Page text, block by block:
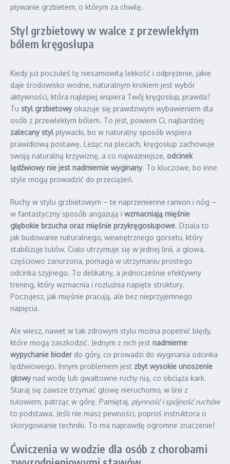
pływanie grzbietem, o którym za chwilę.
Styl grzbietowy w walce z przewlekłym
bólem kręgosłupa
Kiedy już poczułeś tę niesamowitą lekkość i odprężenie, jakie
daje środowisko wodne, naturalnym krokiem jest wybór
aktywności, która najlepiej wspiera Twój kręgosłup, prawda?
Tu styl grzbietowyokazuje się prawdziwym wybawieniem dla
osób z przewlekłym bólem. To jest, powiem Ci, najbardziej
zalecany stylpływacki, bo w naturalny sposób wspiera
prawidłową postawę. Leżąc na plecach, kręgosłup zachowuje
swoją naturalną krzywiznę, a co najważniejsze, odcinek
lędźwiowy nie jest nadmiernie wyginany. To kluczowe, bo inne
style mogą prowadzić do przeciążeń.
Ruchy w stylu grzbietowym – te naprzemienne ramion i nóg –
w fantastyczny sposób angażują i wzmacniają mięśnie
głębokie brzucha oraz mięśnie przykręgosłupowe. Działa to
jak budowanie naturalnego, wewnętrznego gorsetu, który
stabilizuje tułów. Ciało utrzymuje się w jednej linii, a głowa,
częściowo zanurzona, pomaga w utrzymaniu prostego
odcinka szyjnego. To delikatny, a jednocześnie efektywny
trening, który wzmacnia i rozluźnia napięte struktury.
Poczujesz, jak mięśnie pracują, ale bez nieprzyjemnego
napięcia.
Ale wiesz, nawet w tak zdrowym stylu można popełnić błędy,
które mogą zaszkodzić. Jednym z nich jest nadmierne
wypychanie bioderdo góry, co prowadzi do wyginania odcinka
lędźwiowego. Innym problemem jest zbyt wysokie unoszenie
głowynad wodę lub gwałtowne ruchy nią, co obciąża kark.
Staraj się zawsze trzymać głowę nieruchomo, w linii z
tułowiem, patrząc w górę. Pamiętaj, płynność i spójność ruchów
to podstawa. Jeśli nie masz pewności, poproś instruktora o
skorygowanie techniki. To ma naprawdę ogromne znaczenie!
Ćwiczenia w wodzie dla osób z chorobami